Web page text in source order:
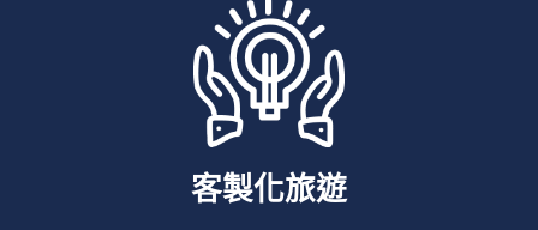
客製化旅遊